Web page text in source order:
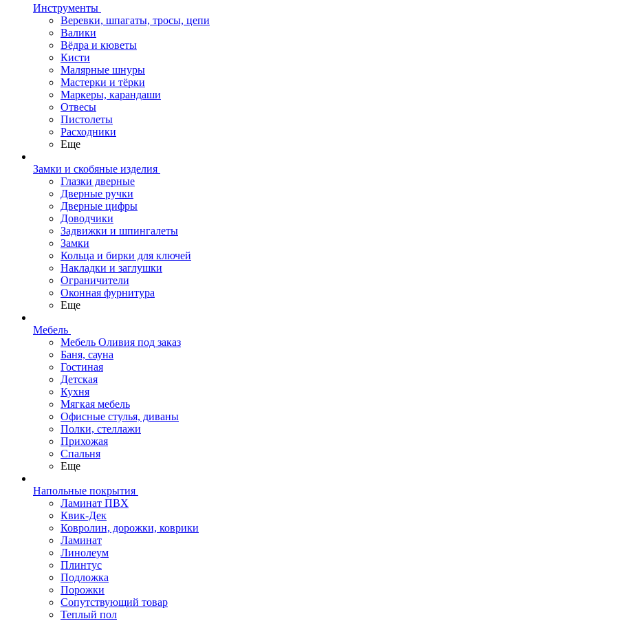
Инструменты
Веревки, шпагаты, тросы, цепи
Валики
Вёдра и кюветы
Кисти
Малярные шнуры
Мастерки и тёрки
Маркеры, карандаши
Отвесы
Пистолеты
Расходники
Еще
Замки и скобяные изделия
Глазки дверные
Дверные ручки
Дверные цифры
Доводчики
Задвижки и шпингалеты
Замки
Кольца и бирки для ключей
Накладки и заглушки
Ограничители
Оконная фурнитура
Еще
Мебель
Мебель Оливия под заказ
Баня, сауна
Гостиная
Детская
Кухня
Мягкая мебель
Офисные стулья, диваны
Полки, стеллажи
Прихожая
Спальня
Еще
Напольные покрытия
Ламинат ПВХ
Квик-Дек
Ковролин, дорожки, коврики
Ламинат
Линолеум
Плинтус
Подложка
Порожки
Сопутствующий товар
Теплый пол